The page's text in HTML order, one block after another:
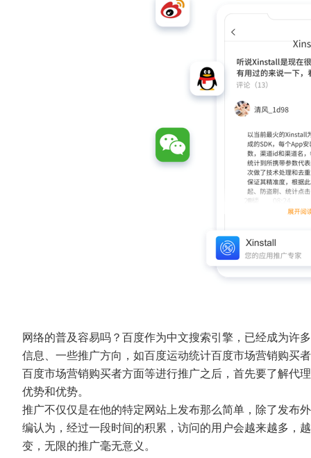
网络的普及容易吗？百度作为中文搜索引擎，已经成为许
信息、一些推广方向，如百度运动统计百度市场营销购买
百度市场营销购买者方面等进行推广之后，首先要了解代
优势和优势。
推广不仅仅是在他的特定网站上发布那么简单，除了发布
编认为，经过一段时间的积累，访问的用户会越来越多，
变，无限的推广毫无意义。